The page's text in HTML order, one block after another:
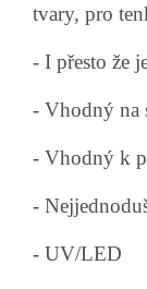
tvary, pro
- I přesto že
- Vhodný na
- Vhodný k
-
- UV/LED